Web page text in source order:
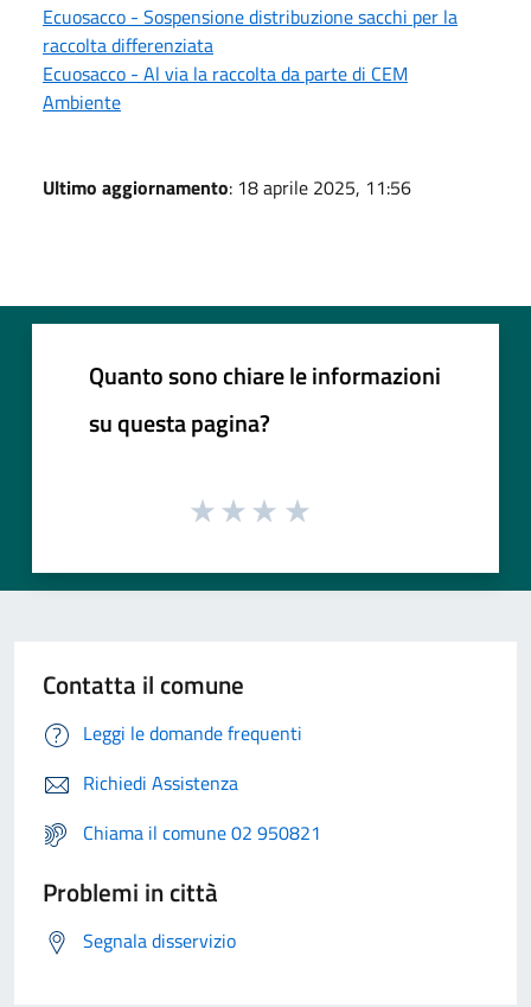
Ecuosacco - Sospensione distribuzione sacchi per la
raccolta differenziata
Ecuosacco - Al via la raccolta da parte di CEM
Ambiente
Ultimo aggiornamento: 18 aprile 2025, 11:56
Quanto sono chiare le informazioni
su questa pagina?
Contatta il comune
Leggi le domande frequenti
Richiedi Assistenza
Chiama il comune 02 950821
Problemi in città
Segnala disservizio